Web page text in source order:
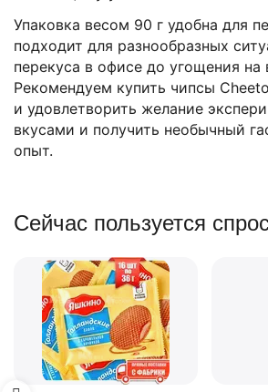
Упаковка весом 90 г удобна для
подходит для разнообразных
перекуса в офисе до угощения на
Рекомендуем купить чипсы
и удовлетворить желание
вкусами и получить необычный
опыт.
Сейчас пользуется